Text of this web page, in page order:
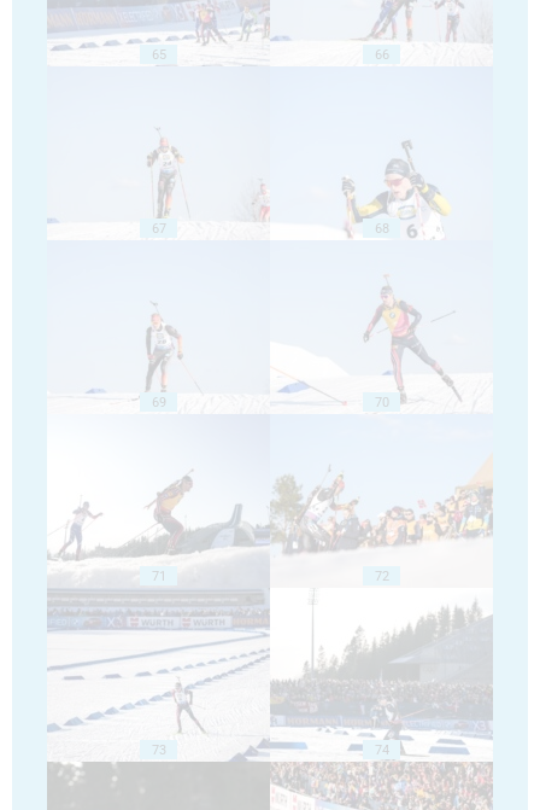
65 66
67 68
69 70
71 72
73 74